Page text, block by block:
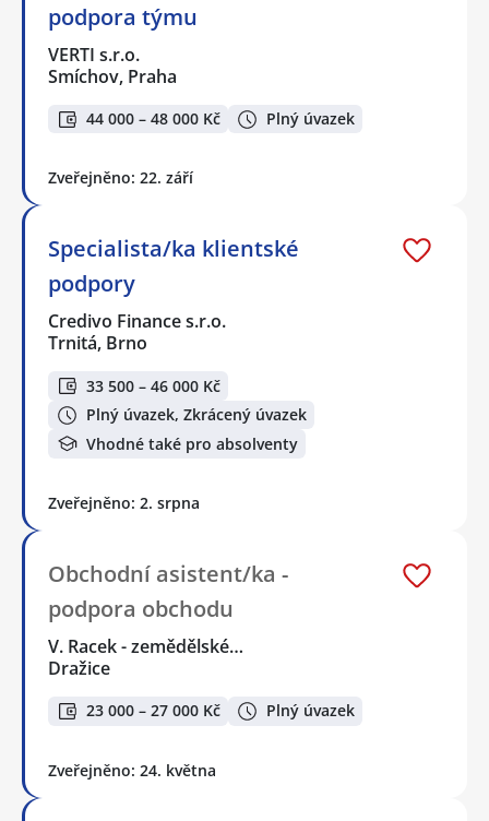
podpora týmu
VERTI s.r.o.
Smíchov, Praha
44 000 – 48 000 Kč Plný úvazek
Zveřejněno: 22. září
Specialista/ka klientské
podpory
Credivo Finance s.r.o.
Trnitá, Brno
33 500 – 46 000 Kč
Plný úvazek, Zkrácený úvazek
Vhodné také pro absolventy
Zveřejněno: 2. srpna
Obchodní asistent/ka -
podpora obchodu
V. Racek - zemědělské…
Dražice
23 000 – 27 000 Kč Plný úvazek
Zveřejněno: 24. května